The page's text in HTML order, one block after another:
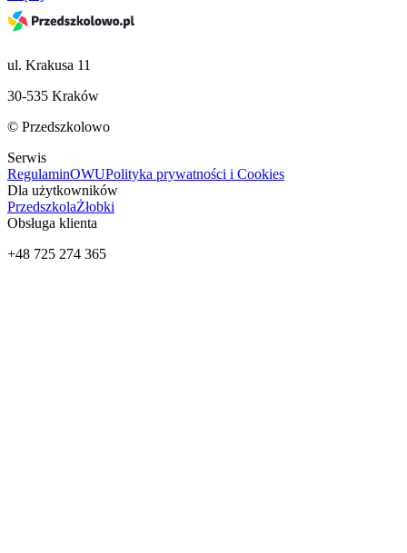
ul. Krakusa 11
30-535 Kraków
© Przedszkolowo
Serwis
RegulaminOWUPolityka prywatności i Cookies
Dla użytkowników
PrzedszkolaŻłobki
Obsługa klienta
+48 725 274 365